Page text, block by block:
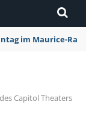
im Maurice-
Capitol Theaters